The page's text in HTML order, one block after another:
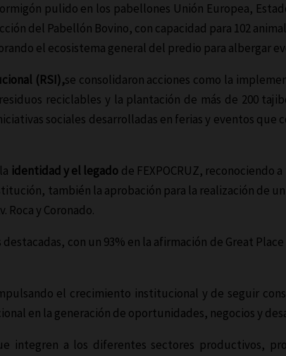
pulido en los pabellones Unión Europea,
del Pabellón Bovino, con capacidad para 102
el ecosistema general del predio para albergar
(RSI),se consolidaron acciones como la
reciclables y la plantación de más de 200
sociales desarrolladas en ferias y eventos
identidad y el legado de FEXPOCRUZ,
también la aprobación para la realización de
Roca y Coronado.
con un 93% en la afirmación de Great
el crecimiento institucional y de seguir
en la generación de oportunidades, negocios y
integren a los diferentes sectores productivos,